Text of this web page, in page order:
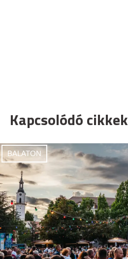
Kapcsolódó cikkek
BALATON